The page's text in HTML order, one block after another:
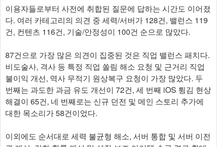
이용자들로부터 사전에 취합된 질문에 답하는 시간도 이어졌
다. 여러 카테고리의 의견 중 세력/서버가 128건, 밸런스 119
건, 컨텐츠 116건, 기술/안정성이 100건 순으로 많았다.
87건으로 가장 많은 의견이 집중된 것은 직업 밸런스 패치다.
비도술사, 격사 등 특정 직업 쏠림 해소 요청 및 근거리 직업
불이익 개선, 역사 무적기 원상복구 요청이 가장 많았다. 두
번째는 과도한 과금 유도 개선이 72건, 세 번째 iOS 튕김 현상
해결이 65건, 네 번째로는 신규 던전 및 메인 스토리 추가에
대한 목소리가 58건이었다.
이외에도 순서대로 세력 불균형 해소, 서버 통합 및 서버 이전